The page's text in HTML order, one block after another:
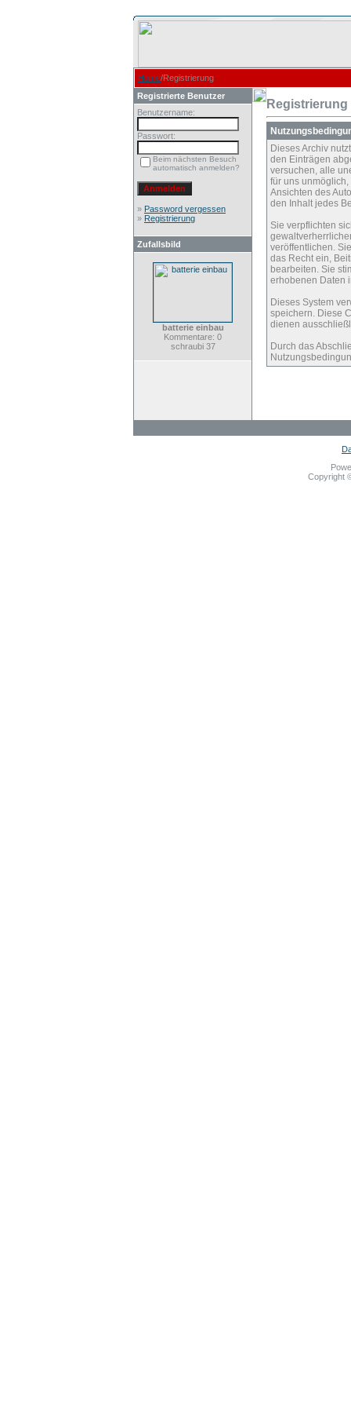
Home/Registrierung
Registrierte Benutzer
Benutzername:
Passwort:
Beim nächsten Besuch
automatisch anmelden?
» Password vergessen
» Registrierung
Zufallsbild
batterie einbau
Kommentare: 0
schraubi 37
Registrierung
Dieses Archiv
den Einträgen
versuchen, alle
für uns
Ansichten des
den Inhalt jedes
Sie verpflichten
veröffentlichen.
das Recht ein,
bearbeiten. Sie
erhobenen Daten
Dieses System
speichern. Diese
dienen
Durch das
Copyright